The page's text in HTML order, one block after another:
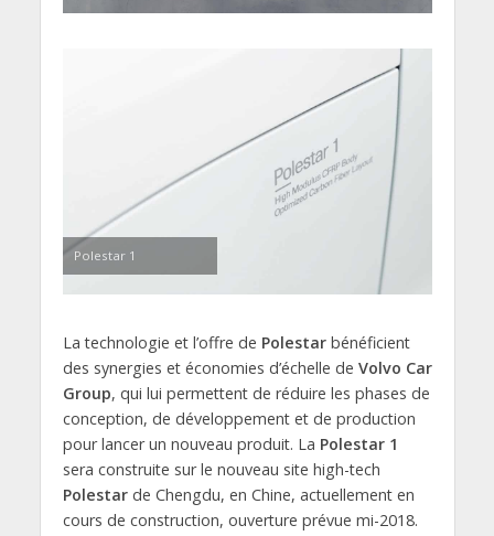
Polestar 1
La technologie et l’offre de Polestarbénéficient
des synergies et économies d’échelle de Volvo Car
Group, qui lui permettent de réduire les phases de
conception, de développement et de production
pour lancer un nouveau produit. La Polestar 1
sera construite sur le nouveau site high-tech
Polestarde Chengdu, en Chine, actuellement en
cours de construction, ouverture prévue mi-2018.